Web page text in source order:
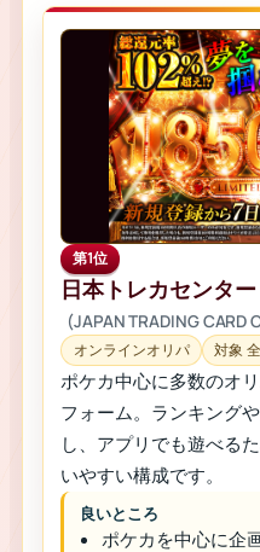
第1位
日本トレカセンター
(JAPAN TRADING CARD
オンラインオリパ 対象
ポケカ中心に多数のオ
フォーム。ランキング
し、アプリでも遊べる
いやすい構成です。
良いところ
ポケカを中心に企